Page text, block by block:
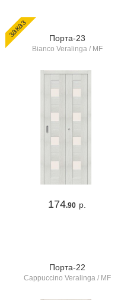
заказ Порта-23
Bianco Veralinga / MF
174.90 р.
Порта-22
Cappuccino Veralinga / MF